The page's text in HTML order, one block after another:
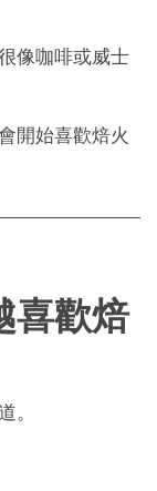
像咖啡或威士
開始喜歡焙火
喜歡焙
。